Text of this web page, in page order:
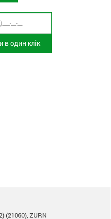
в один клік
(21060), ZURN